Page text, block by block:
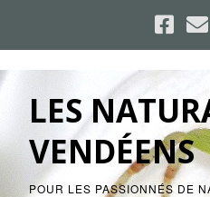
LES
VENDÉENS
POUR LES PASSIONNÉS DE